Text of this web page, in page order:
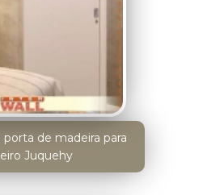
de madeira para
Juquehy